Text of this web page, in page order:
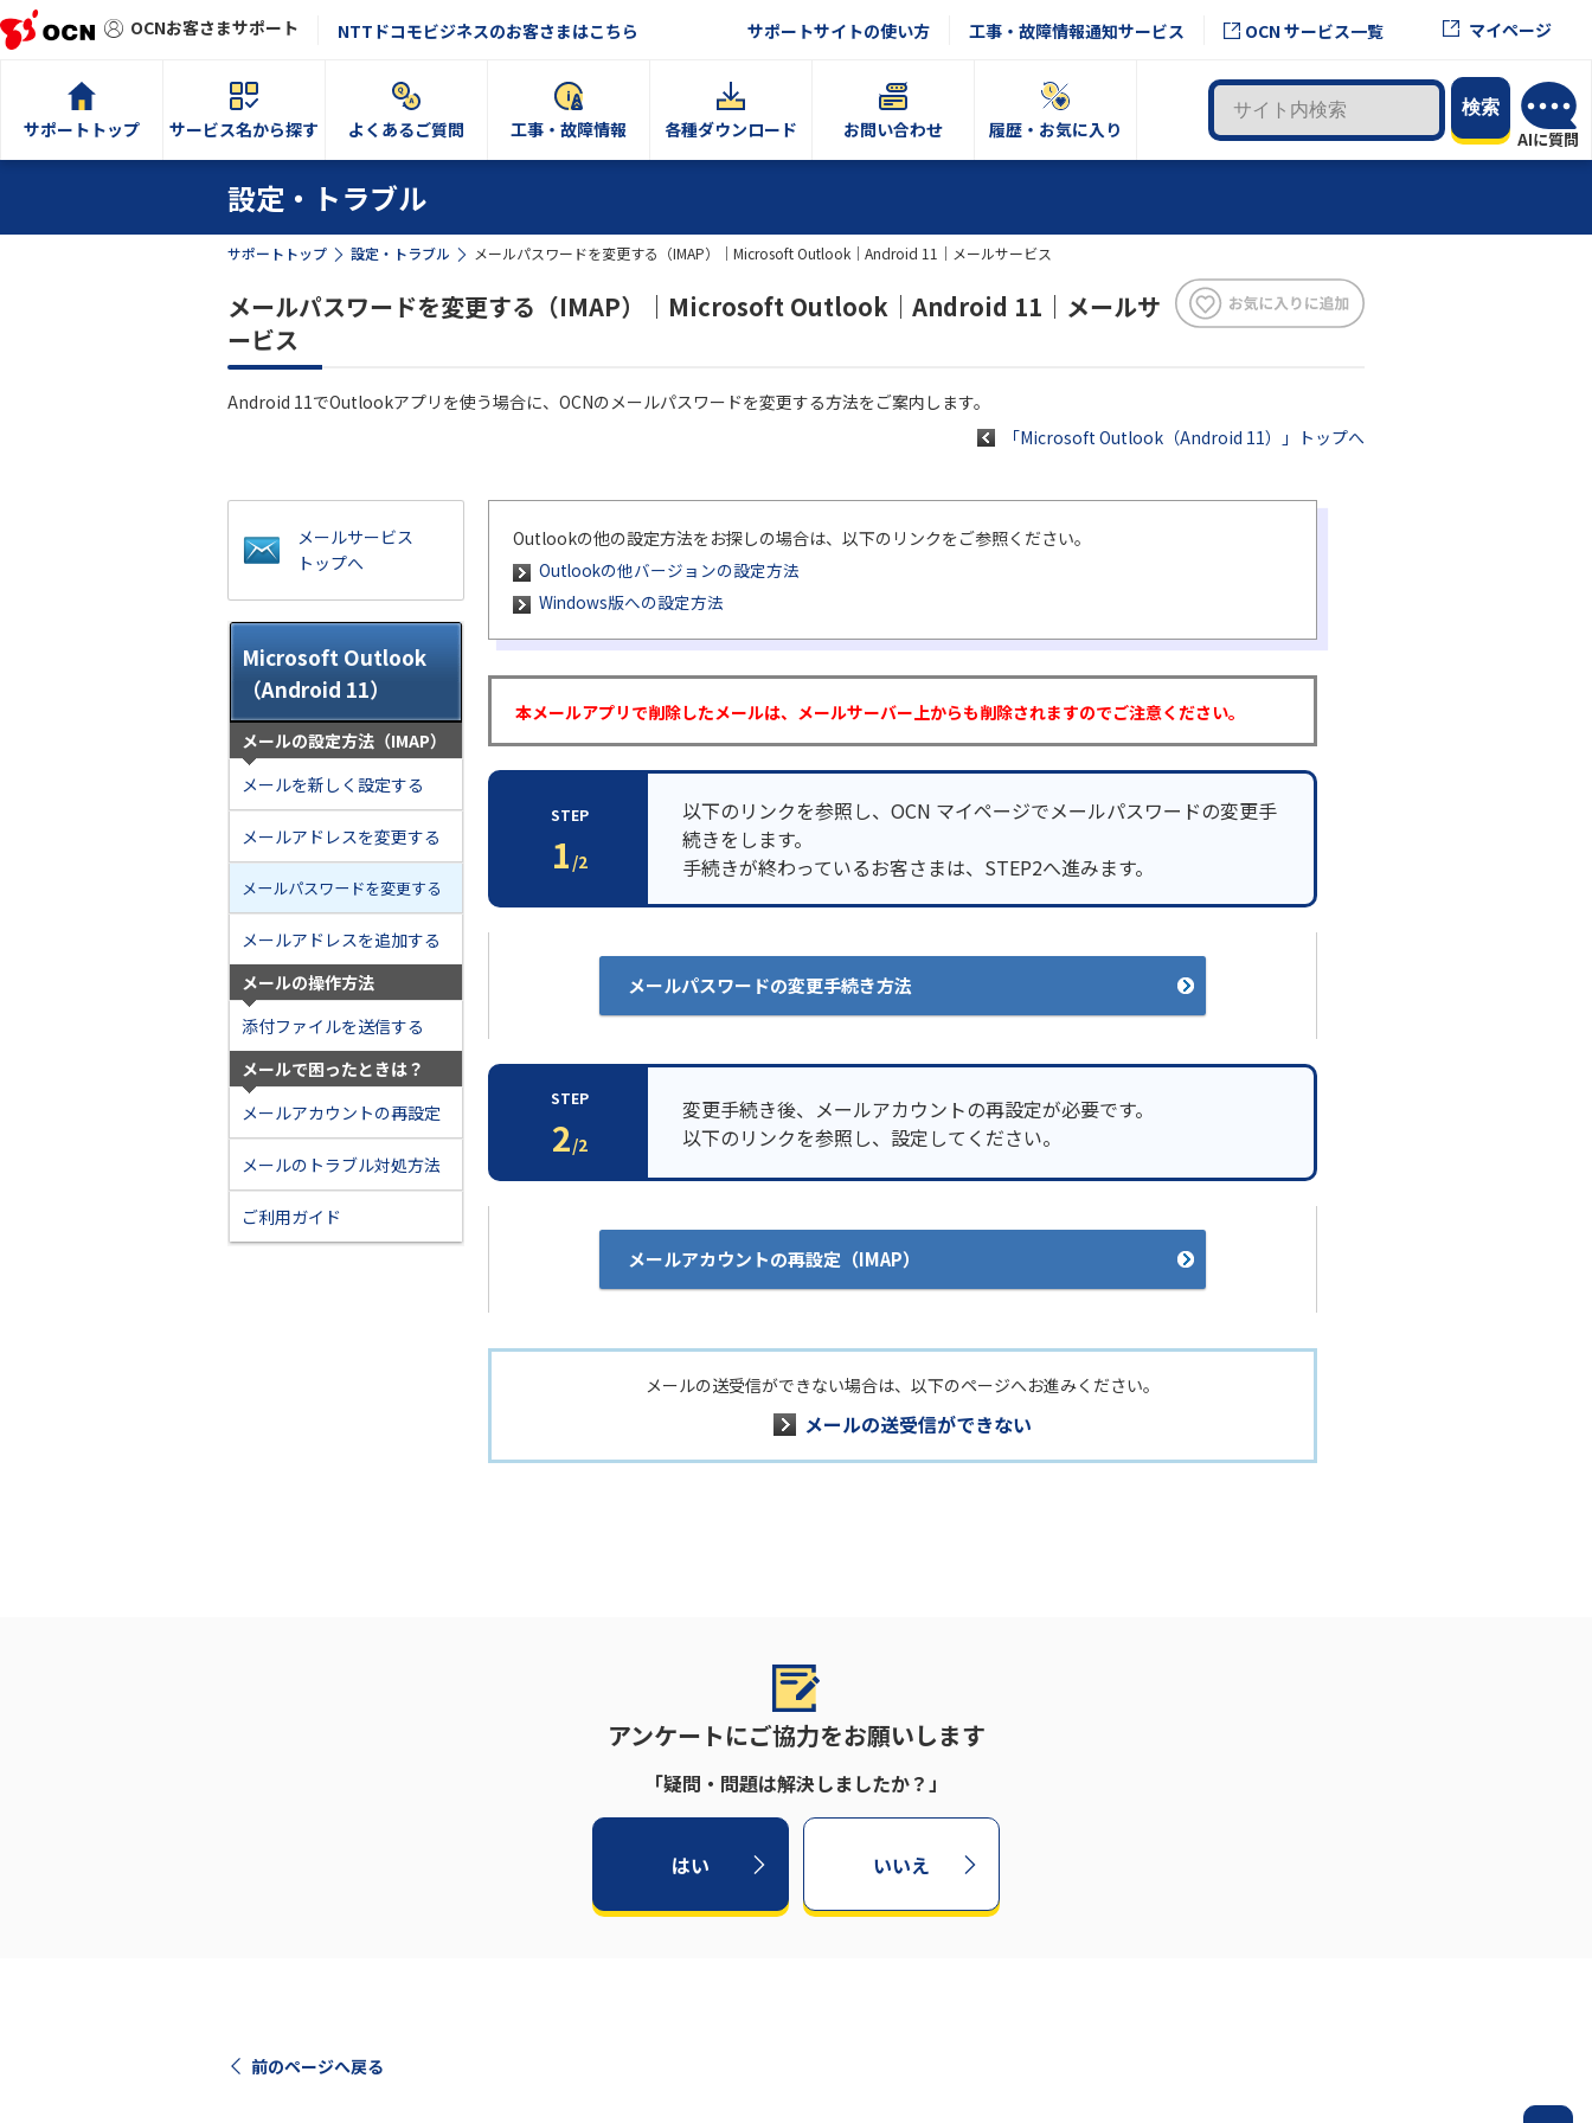
OCNお客さまサポート NTTドコモビジネスのお客さまはこちら サポートサイトの使い方 工事・故障情報通知サービス OCN サービス一覧 マイページ
サポートトップ サービス名から探す よくあるご質問 工事・故障情報 各種ダウンロード お問い合わせ 履歴・お気に入り
設定・トラブル
サポートトップ 設定・トラブル メールパスワードを変更する（IMAP）｜Microsoft Outlook｜Android 11｜メールサービス
メールパスワードを変更する（IMAP）｜Microsoft Outlook｜Android 11｜メールサ
ービス
Android 11でOutlookアプリを使う場合に、OCNのメールパスワードを変更する方法をご案内します。
「Microsoft Outlook（Android 11）」トップへ
メールサービス
トップへ
Microsoft Outlook
（Android 11）
メールの設定方法（IMAP）
メールを新しく設定する
メールアドレスを変更する
メールパスワードを変更する
メールアドレスを追加する
メールの操作方法
添付ファイルを送信する
メールで困ったときは？
メールアカウントの再設定
メールのトラブル対処方法
ご利用ガイド
Outlookの他の設定方法をお探しの場合は、以下のリンクをご参照ください。
Outlookの他バージョンの設定方法
Windows版への設定方法
本メールアプリで削除したメールは、メールサーバー上からも削除されますのでご注意ください。
STEP
1 /2
以下のリンクを参照し、OCN マイページでメールパスワードの変更手
続きをします。
手続きが終わっているお客さまは、STEP2へ進みます。
メールパスワードの変更手続き方法
STEP
2/2
変更手続き後、メールアカウントの再設定が必要です。
以下のリンクを参照し、設定してください。
メールアカウントの再設定（IMAP）
メールの送受信ができない場合は、以下のページへお進みください。
メールの送受信ができない
アンケートにご協力をお願いします
「疑問・問題は解決しましたか？」
はい いいえ
前のページへ戻る